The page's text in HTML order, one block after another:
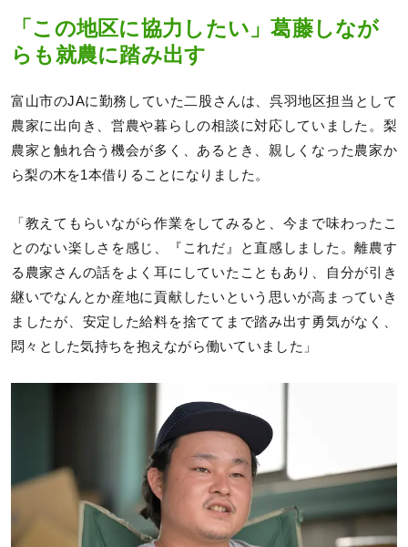
「この地区に協力したい」葛藤しなが
らも就農に踏み出す
富山市のJAに勤務していた二股さんは、呉羽地区担当として
農家に出向き、営農や暮らしの相談に対応していました。梨
農家と触れ合う機会が多く、あるとき、親しくなった農家か
ら梨の木を1本借りることになりました。
「教えてもらいながら作業をしてみると、今まで味わったこ
とのない楽しさを感じ、『これだ』と直感しました。離農す
る農家さんの話をよく耳にしていたこともあり、自分が引き
継いでなんとか産地に貢献したいという思いが高まっていき
ましたが、安定した給料を捨ててまで踏み出す勇気がなく、
悶々とした気持ちを抱えながら働いていました」